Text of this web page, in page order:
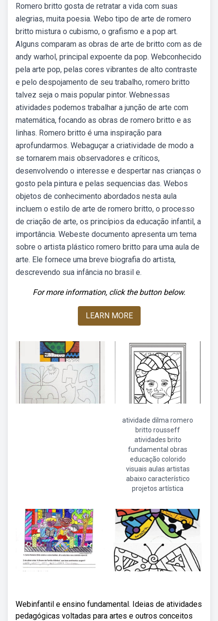
Romero britto gosta de retratar a vida com suas
alegrias, muita poesia. Webo tipo de arte de romero
britto mistura o cubismo, o grafismo e a pop art.
Alguns comparam as obras de arte de britto com as de
andy warhol, principal expoente da pop. Webconhecido
pela arte pop, pelas cores vibrantes de alto contraste
e pelo despojamento de seu trabalho, romero britto
talvez seja o mais popular pintor. Webnessas
atividades podemos trabalhar a junção de arte com
matemática, focando as obras de romero britto e as
linhas. Romero britto é uma inspiração para
aprofundarmos. Webaguçar a criatividade de modo a
se tornarem mais observadores e críticos,
desenvolvendo o interesse e despertar nas crianças o
gosto pela pintura e pelas sequencias das. Webos
objetos de conhecimento abordados nesta aula
incluem o estilo de arte de romero britto, o processo
de criação de arte, os princípios da educação infantil, a
importância. Webeste documento apresenta um tema
sobre o artista plástico romero britto para uma aula de
arte. Ele fornece uma breve biografia do artista,
descrevendo sua infância no brasil e.
For more information, click the button below.
LEARN MORE
atividade dilma romero
britto rousseff
atividades brito
fundamental obras
educação colorido
visuais aulas artistas
abaixo característico
projetos artística
Webinfantil e ensino fundamental. Ideias de atividades
pedagógicas voltadas para artes e outros conceitos